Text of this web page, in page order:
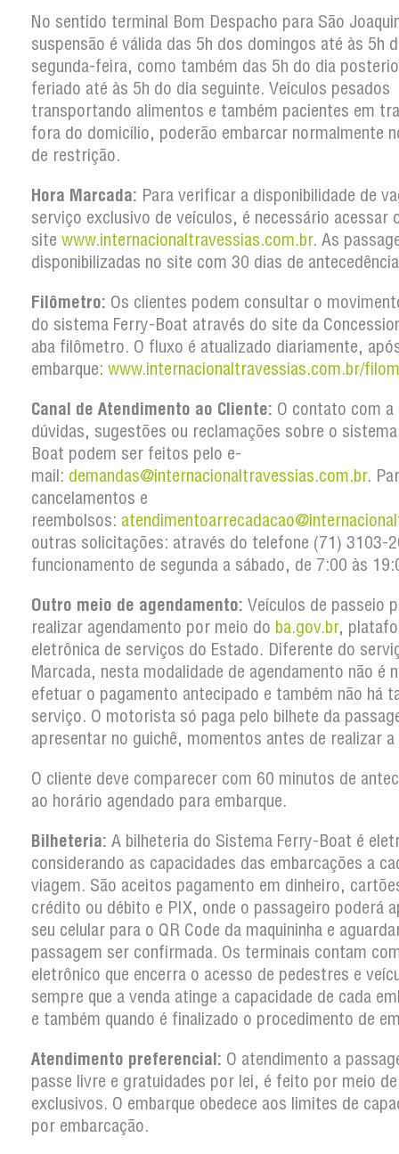
No sentido terminal Bom Despacho para São
suspensão é válida das 5h dos domingos até às 5h
segunda-feira, como também das 5h do dia
feriado até às 5h do dia seguinte. Veículos pesados
transportando alimentos e também pacientes em
fora do domicílio, poderão embarcar normalmente
de restrição.
Hora Marcada: Para verificar a disponibilidade de
serviço exclusivo de veículos, é necessário acessar
site www.internacionaltravessias.com.br. As
disponibilizadas no site com 30 dias de
Filômetro: Os clientes podem consultar o
do sistema Ferry-Boat através do site da
aba filômetro. O fluxo é atualizado diariamente,
embarque: www.internacionaltravessias.com.br/
Canal de Atendimento ao Cliente: O contato com a
dúvidas, sugestões ou reclamações sobre o
Boat podem ser feitos pelo e-
mail: demandas@internacionaltravessias.com.br.
cancelamentos e
reembolsos:
outras solicitações: através do telefone (71) 3103-
funcionamento de segunda a sábado, de 7:00 às
Outro meio de agendamento: Veículos de passeio
realizar agendamento por meio do ba.gov.br,
eletrônica de serviços do Estado. Diferente do
Marcada, nesta modalidade de agendamento não é
efetuar o pagamento antecipado e também não há
serviço. O motorista só paga pelo bilhete da
apresentar no guichê, momentos antes de realizar
O cliente deve comparecer com 60 minutos de
ao horário agendado para embarque.
Bilheteria: A bilheteria do Sistema Ferry-Boat é
considerando as capacidades das embarcações a
viagem. São aceitos pagamento em dinheiro,
crédito ou débito e PIX, onde o passageiro poderá
seu celular para o QR Code da maquininha e
passagem ser confirmada. Os terminais contam
eletrônico que encerra o acesso de pedestres e
sempre que a venda atinge a capacidade de cada
e também quando é finalizado o procedimento de
Atendimento preferencial: O atendimento a
passe livre e gratuidades por lei, é feito por meio
exclusivos. O embarque obedece aos limites de
por embarcação.